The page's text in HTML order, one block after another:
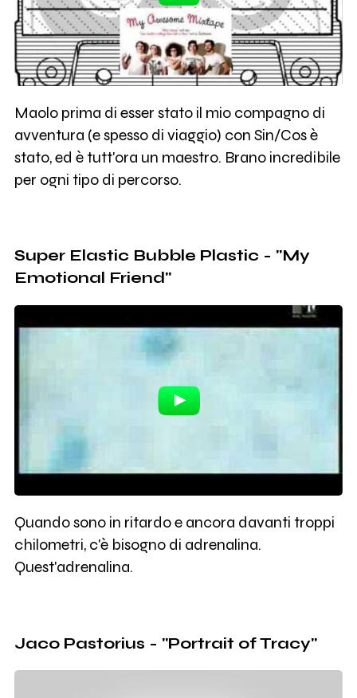
Maolo prima di esser stato il mio compagno di
avventura (e spesso di viaggio) con Sin/Cos è
stato, ed è tutt'ora un maestro. Brano incredibile
per ogni tipo di percorso.
Super Elastic Bubble Plastic - "My
Emotional Friend"
Quando sono in ritardo e ancora davanti troppi
chilometri, c'è bisogno di adrenalina.
Quest'adrenalina.
Jaco Pastorius - "Portrait of Tracy"